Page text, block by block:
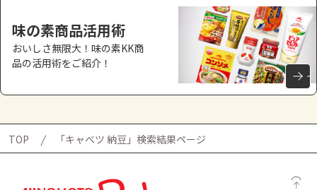
味の素商品活用術
おいしさ無限大！味の素KK商
品の活用術をご紹介！
TOP 「キャベツ 納豆」検索結果ページ